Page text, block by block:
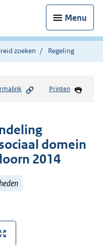
Menu
zoeken Regeling
Printen
domein
2014